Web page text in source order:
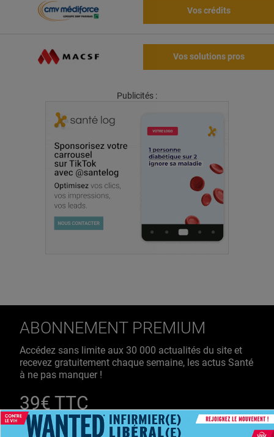
Vos crédits
Vos solutions pros
Publicités :
ABONNEMENT PREMIUM
Accédez sans limite aux 30 000 actualités du site et
recevez gratuitement chaque semaine, les actus Santé
à ne pas manquer !
39€ TTC
/ an